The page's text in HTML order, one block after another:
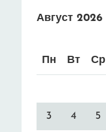
Август 2026
Пн Вт Ср
3 4 5